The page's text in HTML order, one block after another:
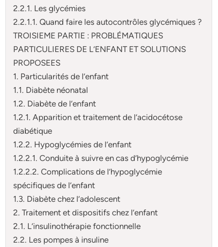
2.2.1. Les glycémies
2.2.1.1. Quand faire les autocontrôles glycémiques ?
TROISIEME PARTIE : PROBLÉMATIQUES
PARTICULIERES DE L’ENFANT ET SOLUTIONS
PROPOSEES
1. Particularités de l’enfant
1.1. Diabète néonatal
1.2. Diabète de l’enfant
1.2.1. Apparition et traitement de l’acidocétose
diabétique
1.2.2. Hypoglycémies de l’enfant
1.2.2.1. Conduite à suivre en cas d’hypoglycémie
1.2.2.2. Complications de l’hypoglycémie
spécifiques de l’enfant
1.3. Diabète chez l’adolescent
2. Traitement et dispositifs chez l’enfant
2.1. L’insulinothérapie fonctionnelle
2.2. Les pompes à insuline